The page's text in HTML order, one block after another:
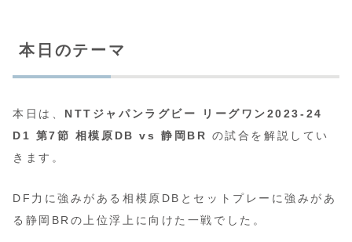
本日のテーマ
本日は、 NTTジャパンラグビー リーグワン2023-24
D1 第7節 相模原DB vs 静岡BR の試合を解説してい
きます。
DF力に強みがある相模原DBとセットプレーに強みがあ
る静岡BRの上位浮上に向けた一戦でした。